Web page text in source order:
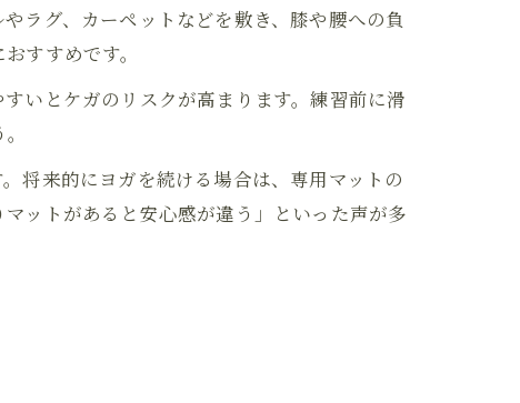
ラグ、カーペットなどを敷き、膝や腰への負
すすめです。
いとケガのリスクが高まります。練習前に滑
将来的にヨガを続ける場合は、専用マットの
ットがあると安心感が違う」といった声が多